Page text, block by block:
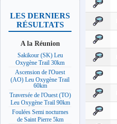
LES DERNIERS
RÉSULTATS
A la Réunion
Sakikour (SK) Leu
Oxygène Trail 30km
Ascension de l'Ouest
(AO) Leu Oxygène Trail
60km
Traversée de l'Ouest (TO)
Leu Oxygène Trail 90km
Foulées Semi nocturnes
de Saint Pierre 5km